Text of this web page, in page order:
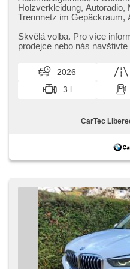
Holzverkleidung, Autoradio,
Trennnetz im Gepäckraum,
Alufelgen, el. tažné
bezklíčové startování, El.
denní svícení
Skvělá volba. Pro více
prodejce nebo nás
2026
3 l
CarTec